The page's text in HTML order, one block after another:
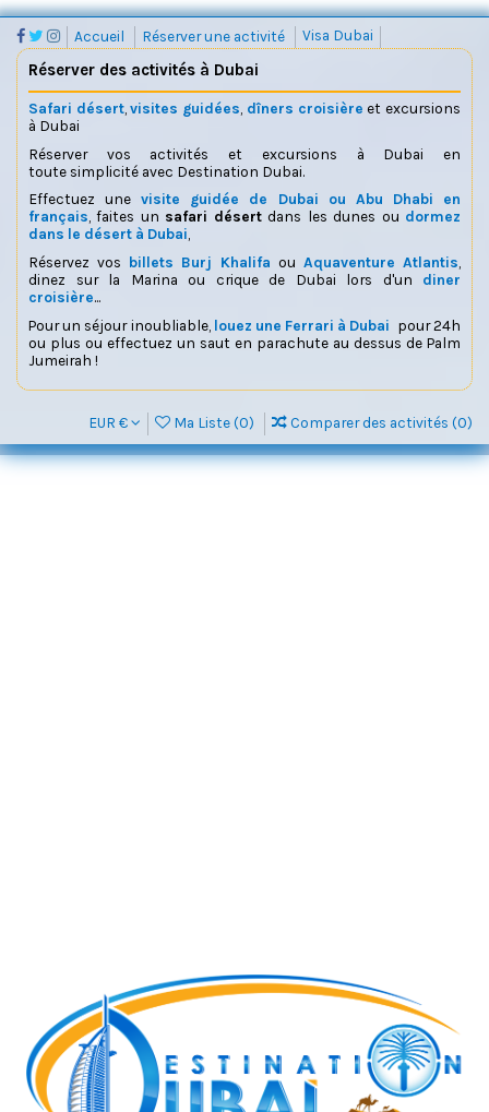
Accueil Réserver une activité Visa Dubai
Réserver des activités à Dubai
Safari désert,visites guidées, dîners croisière et excursions
à Dubai
Réserver vos activités et excursions à Dubai en
toute simplicité avec Destination Dubai.
Effectuez unevisite guidée de Dubai ou Abu Dhabi en
français, faites un safari désertdans les dunes ou dormez
dans le désert à Dubai,
Réservez vos billets Burj Khalifa ou Aquaventure Atlantis
dinez sur la Marina ou crique de Dubai lors d'un diner
croisière...
Pour un séjour inoubliable, louez une Ferrari à Dubai pour 24h
ou plus ou effectuez un saut en parachute au dessus de Palm
Jumeirah !
EUR € Ma Liste (0) Comparer des activités (0)